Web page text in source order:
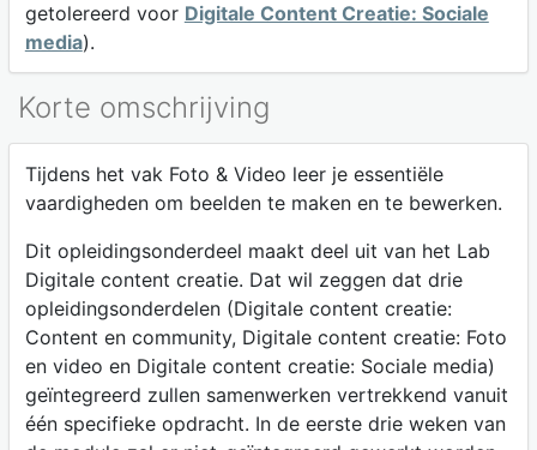
getolereerd voor Digitale Content Creatie: Sociale
media).
Korte omschrijving
Tijdens het vak Foto & Video leer je essentiële
vaardigheden om beelden te maken en te bewerken.
Dit opleidingsonderdeel maakt deel uit van het Lab
Digitale content creatie. Dat wil zeggen dat drie
opleidingsonderdelen (Digitale content creatie:
Content en community, Digitale content creatie: Foto
en video en Digitale content creatie: Sociale media)
geïntegreerd zullen samenwerken vertrekkend vanuit
één specifieke opdracht. In de eerste drie weken van